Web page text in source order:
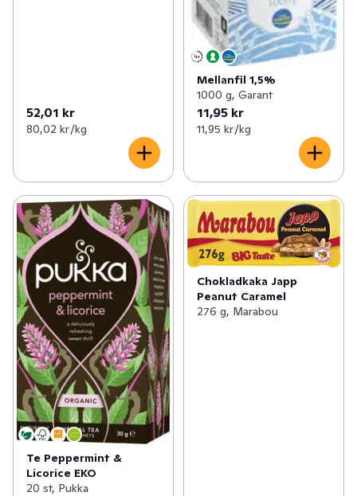
52,01 kr
80,02 kr /kg
Mellanfil 1,5%
1000 g, Garant
11,95 kr
11,95 kr /kg
Te Peppermint &
Licorice EKO
20 st, Pukka
Chokladkaka Japp
Peanut Caramel
276 g, Marabou